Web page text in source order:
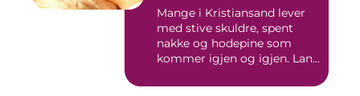
Mange i Kristiansand lever
med stive skuldre, spent
nakke og hodepine som
kommer igjen og igjen. Lan...